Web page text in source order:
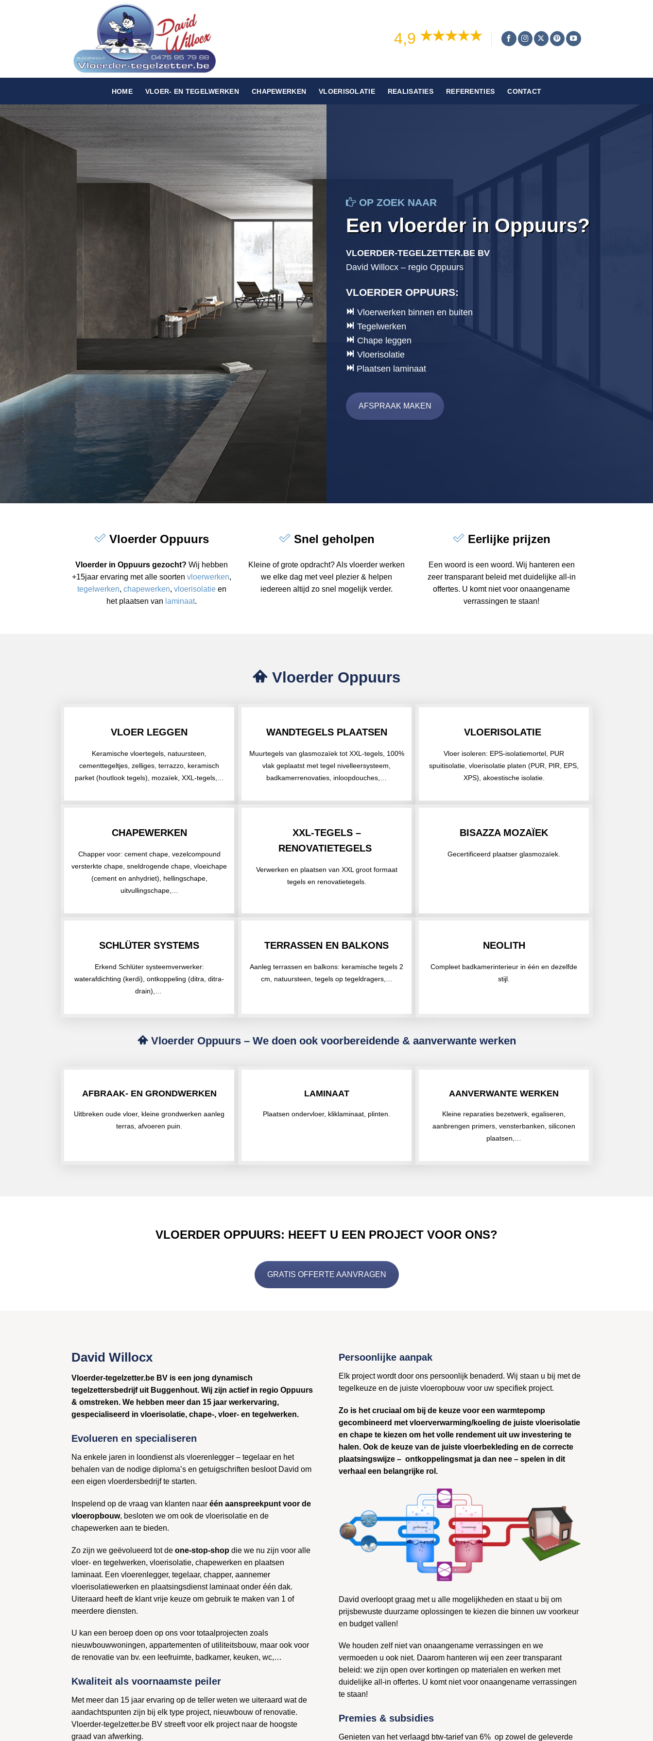
4,9
HOME VLOER- EN TEGELWERKEN CHAPEWERKEN VLOERISOLATIE REALISATIES REFERENTIES CONTACT
OP ZOEK NAAR
Een vloerder in Oppuurs?
VLOERDER-TEGELZETTER.BE BV
David Willocx – regio Oppuurs
VLOERDER OPPUURS:
Vloerwerken binnen en buiten
Tegelwerken
Chape leggen
Vloerisolatie
Plaatsen laminaat
AFSPRAAK MAKEN
Vloerder Oppuurs
Vloerder in Oppuurs gezocht? Wij hebben
+15jaar ervaring met alle soorten vloerwerken,
tegelwerken, chapewerken, vloerisolatieen
het plaatsen van laminaat.
Snel geholpen
Kleine of grote opdracht? Als vloerder werken
we elke dag met veel plezier & helpen
iedereen altijd zo snel mogelijk verder.
Eerlijke prijzen
Een woord is een woord. Wij hanteren een
zeer transparant beleid met duidelijke all-in
offertes. U komt niet voor onaangename
verrassingen te staan!
Vloerder Oppuurs
VLOER LEGGEN
Keramische vloertegels, natuursteen,
cementtegeltjes, zelliges, terrazzo, keramisch
parket (houtlook tegels), mozaïek, XXL-tegels,…
WANDTEGELS PLAATSEN
Muurtegels van glasmozaïek tot XXL-tegels, 100%
vlak geplaatst met tegel nivelleersysteem,
badkamerrenovaties, inloopdouches,…
VLOERISOLATIE
Vloer isoleren: EPS-isolatiemortel, PUR
spuitisolatie, vloerisolatie platen (PUR, PIR, EPS,
XPS), akoestische isolatie.
CHAPEWERKEN
Chapper voor: cement chape, vezelcompound
versterkte chape, sneldrogende chape, vloeichape
(cement en anhydriet), hellingschape,
uitvullingschape,…
XXL-TEGELS –
RENOVATIETEGELS
Verwerken en plaatsen van XXL groot formaat
tegels en renovatietegels.
BISAZZA MOZAÏEK
Gecertificeerd plaatser glasmozaïek.
SCHLÜTER SYSTEMS
Erkend Schlüter systeemverwerker:
waterafdichting (kerdi), ontkoppeling (ditra, ditra-
drain),…
TERRASSEN EN BALKONS
Aanleg terrassen en balkons: keramische tegels 2
cm, natuursteen, tegels op tegeldragers,…
NEOLITH
Compleet badkamerinterieur in één en dezelfde
stijl.
Vloerder Oppuurs – We doen ook voorbereidende & aanverwante werken
AFBRAAK- EN GRONDWERKEN
Uitbreken oude vloer, kleine grondwerken aanleg
terras, afvoeren puin.
LAMINAAT
Plaatsen ondervloer, kliklaminaat, plinten.
AANVERWANTE WERKEN
Kleine reparaties bezetwerk, egaliseren,
aanbrengen primers, vensterbanken, siliconen
plaatsen,…
VLOERDER OPPUURS: HEEFT U EEN PROJECT VOOR ONS?
GRATIS OFFERTE AANVRAGEN
David Willocx
Vloerder-tegelzetter.be BV is een jong dynamisch
tegelzettersbedrijf uit Buggenhout. Wij zijn actief in regio Oppuurs
& omstreken. We hebben meer dan 15 jaar werkervaring,
gespecialiseerd in vloerisolatie, chape-, vloer- en tegelwerken.
Evolueren en specialiseren
Na enkele jaren in loondienst als vloerenlegger – tegelaar en het
behalen van de nodige diploma’s en getuigschriften besloot David om
een eigen vloerdersbedrijf te starten.
Inspelend op de vraag van klanten naar één aanspreekpunt voor de
vloeropbouw, besloten we om ook de vloerisolatie en de
chapewerken aan te bieden.
Zo zijn we geëvolueerd tot de one-stop-shop die we nu zijn voor alle
vloer- en tegelwerken, vloerisolatie, chapewerken en plaatsen
laminaat. Een vloerenlegger, tegelaar, chapper, aannemer
vloerisolatiewerken en plaatsingsdienst laminaat onder één dak.
Uiteraard heeft de klant vrije keuze om gebruik te maken van 1 of
meerdere diensten.
U kan een beroep doen op ons voor totaalprojecten zoals
nieuwbouwwoningen, appartementen of utiliteitsbouw, maar ook voor
de renovatie van bv. een leefruimte, badkamer, keuken, wc,…
Kwaliteit als voornaamste peiler
Met meer dan 15 jaar ervaring op de teller weten we uiteraard wat de
aandachtspunten zijn bij elk type project, nieuwbouw of renovatie.
Vloerder-tegelzetter.be BV streeft voor elk project naar de hoogste
graad van afwerking.
Persoonlijke aanpak
Elk project wordt door ons persoonlijk benaderd. Wij staan u bij met de
tegelkeuze en de juiste vloeropbouw voor uw specifiek project.
Zo is het cruciaal om bij de keuze voor een warmtepomp
gecombineerd met vloerverwarming/koeling de juiste vloerisolatie
en chape te kiezen om het volle rendement uit uw investering te
halen. Ook de keuze van de juiste vloerbekleding en de correcte
plaatsingswijze – ontkoppelingsmat ja dan nee – spelen in dit
verhaal een belangrijke rol.
David overloopt graag met u alle mogelijkheden en staat u bij om
prijsbewuste duurzame oplossingen te kiezen die binnen uw voorkeur
en budget vallen!
We houden zelf niet van onaangename verrassingen en we
vermoeden u ook niet. Daarom hanteren wij een zeer transparant
beleid: we zijn open over kortingen op materialen en werken met
duidelijke all-in offertes. U komt niet voor onaangename verrassingen
te staan!
Premies & subsidies
Genieten van het verlaagd btw-tarief van 6% op zowel de geleverde